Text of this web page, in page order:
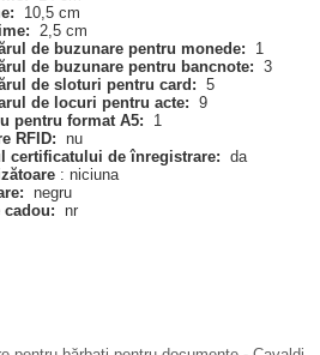
10,5 cm
2,5 cm
de buzunare pentru monede:
1
de buzunare pentru bancnote: 3
de sloturi pentru card: 5
de locuri pentru acte: 9
pentru format A5:
1
RFID: nu
certificatului de înregistrare: da
: niciuna
negru
cadou: nr